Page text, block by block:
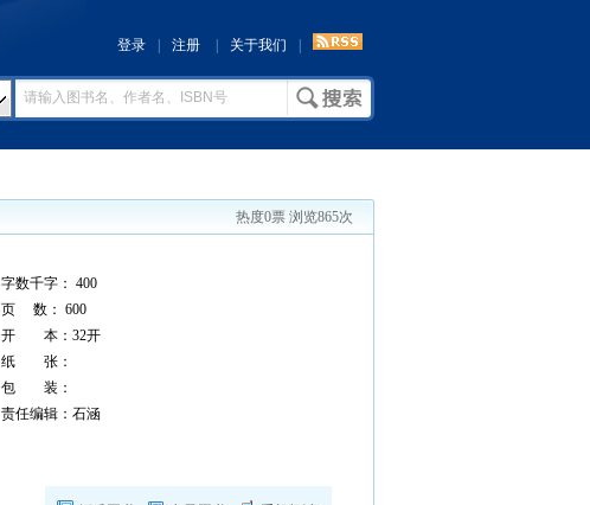
登录 注册 关于我们
热度0票 浏览865次
字数千字： 400
页 数： 600
开 本：32开
纸 张：
包 装：
责任编辑：石涵